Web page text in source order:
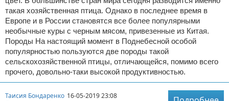
такая хозяйственная птица. Однако в последнее время в
Европе и в России становятся все более популярными
необычные куры с черным мясом, привезенные из Китая.
Породы На настоящий момент в Поднебесной особой
популярностью пользуются две породы такой
сельскохозяйственной птицы, отличающейся, помимо всего
прочего, довольно-таки высокой продуктивностью.
Таисия Бондаренко 16-05-2019 23:08